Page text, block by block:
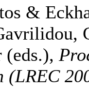
&
(eds.),
(LREC